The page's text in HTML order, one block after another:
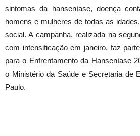
sintomas da hanseníase, doença
homens e mulheres de todas as
social. A campanha, realizada na
com intensificação em janeiro, faz
para o Enfrentamento da Hanseníase
o Ministério da Saúde e Secretaria de
Paulo.